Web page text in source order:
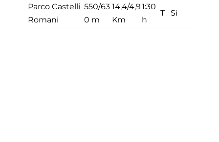
Parco Castelli
Romani
550/63
0 m
14,4/4,9
Km
1:30
h
T Si